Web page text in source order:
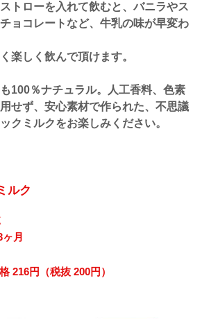
トローを入れて飲むと、バニラやス
チョコレートなど、牛乳の味が早変わ
楽しく飲んで頂けます。
100％ナチュラル。人工香料、色素
せず、安心素材で作られた、不思議
クミルクをお楽しみください。
ルク
月
216円（税抜 200円）